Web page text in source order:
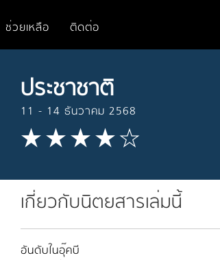
ช่วยเหลือ ติดต่อ
ประชาชาติ
11 - 14 ธันวาคม 2568
เกี่ยวกับนิตยสารเล่มนี้
อันดับในอุ๊คบี